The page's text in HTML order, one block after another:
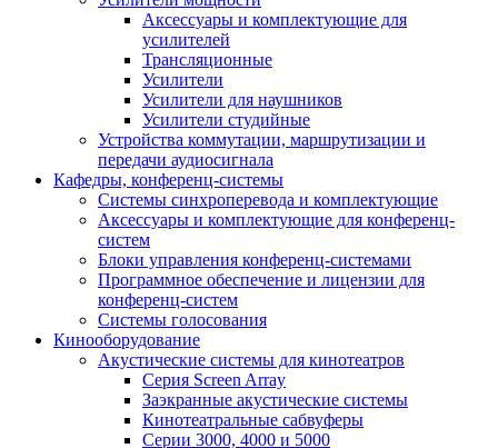
Аксессуары и комплектующие для
усилителей
Трансляционные
Усилители
Усилители для наушников
Усилители студийные
Устройства коммутации, маршрутизации и
передачи аудиосигнала
Кафедры, конференц-системы
Cистемы синхроперевода и комплектующие
Аксессуары и комплектующие для конференц-
систем
Блоки управления конференц-системами
Программное обеспечение и лицензии для
конференц-систем
Системы голосования
Кинооборудование
Акустические системы для кинотеатров
Cерия Screen Array
Заэкранные акустические системы
Кинотеатральные сабвуферы
Серии 3000, 4000 и 5000